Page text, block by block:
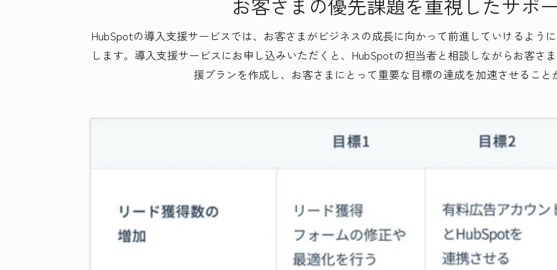
HubSpotの導入支援サービスでは、お客さまがビジネスの成長に向かって前進していけるよう
します。導入支援サービスにお申し込みいただくと、HubSpotの担当者と相談しながらお客さ
援プランを作成し、お客さまにとって重要な目標の達成を加速させること